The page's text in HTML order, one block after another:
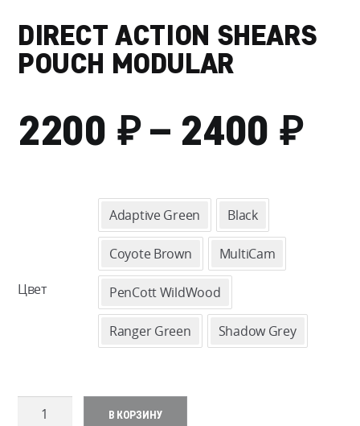
DIRECT ACTION SHEARS
POUCH MODULAR
2200 ₽– 2400 ₽
Цвет
Adaptive Green Black
Coyote Brown MultiCam
PenCott WildWood
Ranger Green Shadow Grey
Количество
В КОРЗИНУ